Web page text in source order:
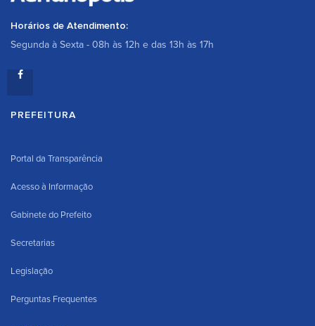
Horários de Atendimento:
Segunda à Sexta - 08h às 12h e das 13h às 17h
PREFEITURA
Portal da Transparência
Acesso à Informação
Gabinete do Prefeito
Secretarias
Legislação
Perguntas Frequentes